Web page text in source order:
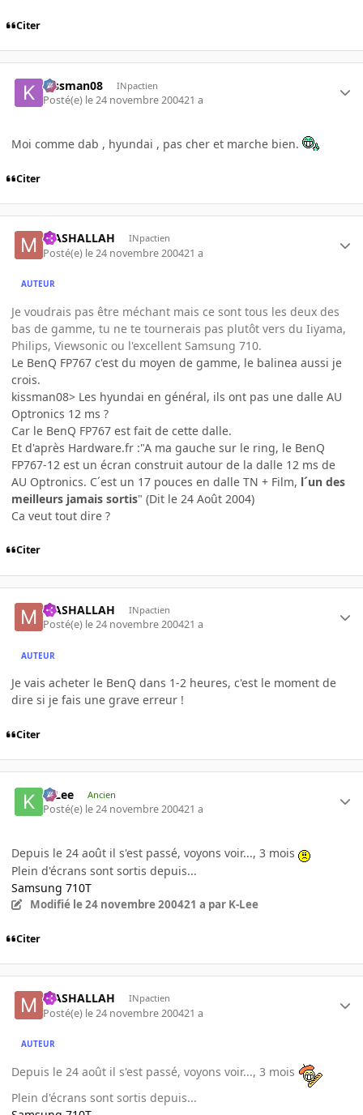
Citer
kissman08 INpactien
Posté(e) le 24 novembre 200421 a
Moi comme dab , hyundai , pas cher et marche bien.
Citer
MASHALLAH INpactien
Posté(e) le 24 novembre 200421 a
AUTEUR
Je voudrais pas être méchant mais ce sont tous les deux des
bas de gamme, tu ne te tournerais pas plutôt vers du Iiyama,
Philips, Viewsonic ou l'excellent Samsung 710.
Le BenQ FP767 c'est du moyen de gamme, le balinea aussi je
crois.
kissman08> Les hyundai en général, ils ont pas une dalle AU
Optronics 12 ms ?
Car le BenQ FP767 est fait de cette dalle.
Et d'après Hardware.fr :"A ma gauche sur le ring, le BenQ
FP767-12 est un écran construit autour de la dalle 12 ms de
AU Optronics. C´est un 17 pouces en dalle TN + Film, l´un des
meilleurs jamais sortis" (Dit le 24 Août 2004)
Ca veut tout dire ?
Citer
MASHALLAH INpactien
Posté(e) le 24 novembre 200421 a
AUTEUR
Je vais acheter le BenQ dans 1-2 heures, c'est le moment de
dire si je fais une grave erreur !
Citer
K-Lee Ancien
Posté(e) le 24 novembre 200421 a
Depuis le 24 août il s'est passé, voyons voir..., 3 mois
Plein d'écrans sont sortis depuis...
Samsung 710T
Modifié le 24 novembre 200421 a par K-Lee
Citer
MASHALLAH INpactien
Posté(e) le 24 novembre 200421 a
AUTEUR
Depuis le 24 août il s'est passé, voyons voir..., 3 mois
Plein d'écrans sont sortis depuis...